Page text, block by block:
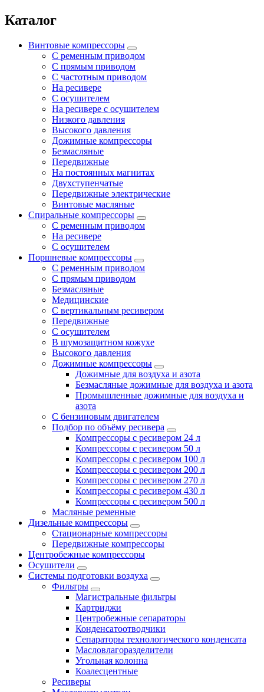
Каталог
Винтовые компрессоры
С ременным приводом
С прямым приводом
С частотным приводом
На ресивере
С осушителем
На ресивере с осушителем
Низкого давления
Высокого давления
Дожимные компрессоры
Безмасляные
Передвижные
На постоянных магнитах
Двухступенчатые
Передвижные электрические
Винтовые масляные
Спиральные компрессоры
С ременным приводом
На ресивере
С осушителем
Поршневые компрессоры
С ременным приводом
С прямым приводом
Безмасляные
Медицинские
С вертикальным ресивером
Передвижные
С осушителем
В шумозащитном кожухе
Высокого давления
Дожимные компрессоры
Дожимные для воздуха и азота
Безмасляные дожимные для воздуха и азота
Промышленные дожимные для воздуха и
азота
С бензиновым двигателем
Подбор по объёму ресивера
Компрессоры с ресивером 24 л
Компрессоры с ресивером 50 л
Компрессоры с ресивером 100 л
Компрессоры с ресивером 200 л
Компрессоры с ресивером 270 л
Компрессоры с ресивером 430 л
Компрессоры с ресивером 500 л
Масляные ременные
Дизельные компрессоры
Стационарные компрессоры
Передвижные компрессоры
Центробежные компрессоры
Осушители
Системы подготовки воздуха
Фильтры
Магистральные фильтры
Картриджи
Центробежные сепараторы
Конденсатоотводчики
Сепараторы технологического конденсата
Масловлагоразделители
Угольная колонна
Коалесцентные
Ресиверы